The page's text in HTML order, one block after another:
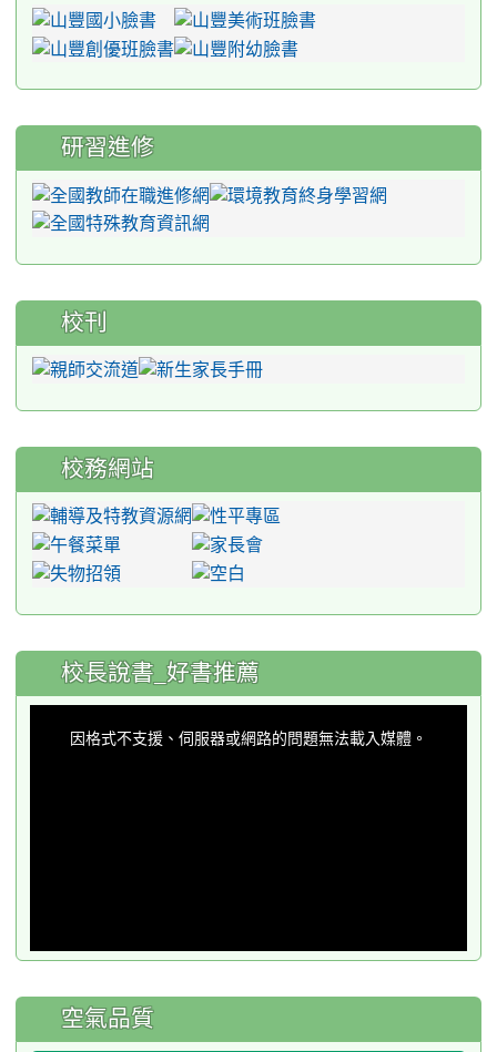
研習進修
校刊
校務網站
:::
校長說書_好書推薦
因格式不支援、伺服器或網路的問題無法載入媒體。
空氣品質